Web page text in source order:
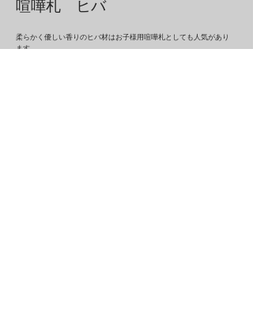
喧嘩札 ヒバ
柔らかく優しい香りのヒバ材はお子様用喧嘩札としても人気があり
ます。